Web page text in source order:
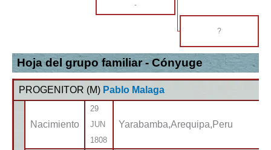
-
?
Hoja del grupo familiar - Cónyuge
PROGENITOR (M) Pablo Malaga
Nacimiento
29
JUN
1808
Yarabamba,Arequipa,Peru